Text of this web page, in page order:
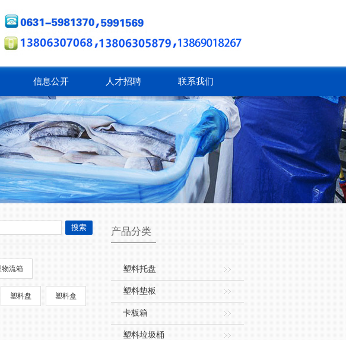
信息公开 人才招聘 联系我们
物流箱
塑料盘 塑料盒
产品分类
塑料托盘
塑料垫板
卡板箱
塑料垃圾桶